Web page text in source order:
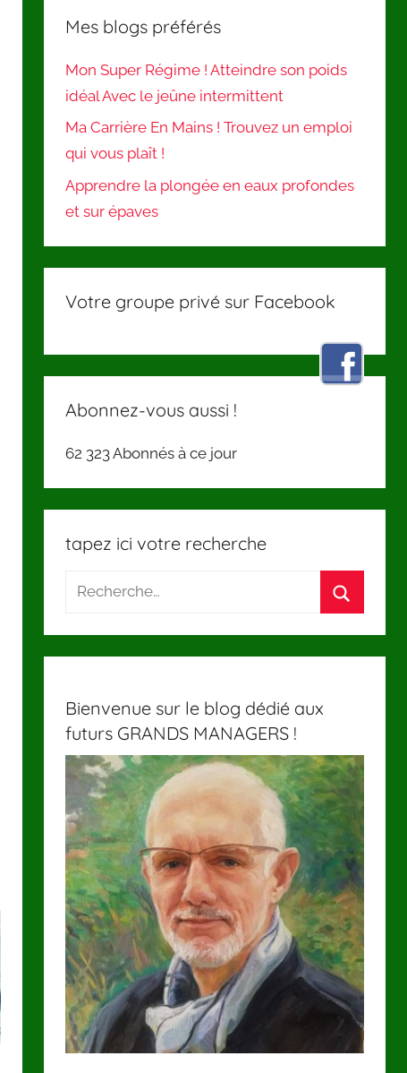
Mes blogs préférés
Mon Super Régime ! Atteindre son poids
idéal Avec le jeûne intermittent
Ma Carrière En Mains ! Trouvez un emploi
qui vous plaît !
Apprendre la plongée en eaux profondes
et sur épaves
Votre groupe privé sur Facebook
Abonnez-vous aussi !
62 323 Abonnés à ce jour
tapez ici votre recherche
Bienvenue sur le blog dédié aux
futurs GRANDS MANAGERS !